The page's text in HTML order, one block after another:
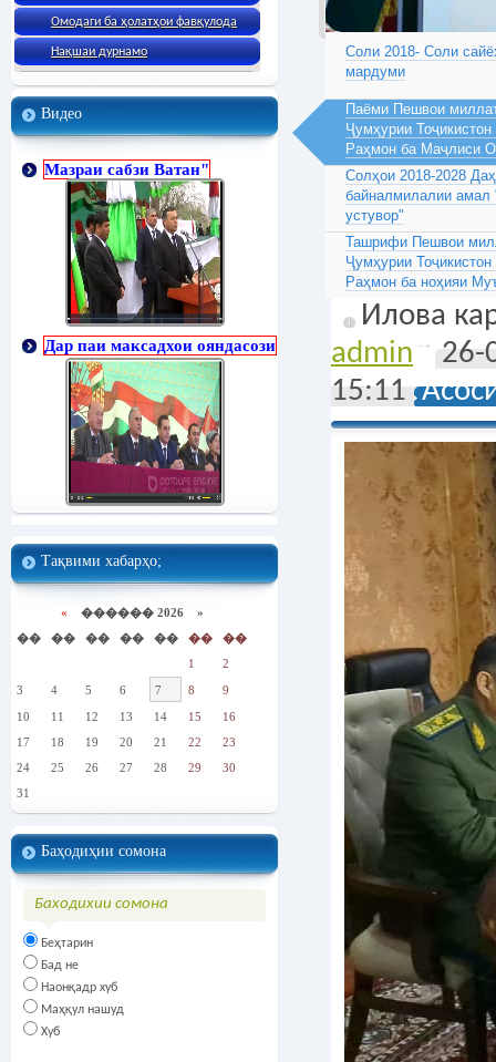
Омодаги ба ҳолатҳои фавқулода
Нақшаи дурнамо
Видео
Мазраи сабзи Ватан"
Дар паи максадхои ояндасози
Тақвими хабарҳо;
« ������ 2026 »
��
�� �� �� �� ��
��
1
2
3
4 5 6 7 8
9
10
11 12 13 14 15
16
17
18 19 20 21 22
23
24
25 26 27 28 29
30
31
Баҳодиҳии сомона
Баходихии сомона
Беҳтарин
Бад не
Наонқадр хуб
Маҳқул нашуд
Хуб
Соли 2018- Соли
мардуми
Паёми Пешвои
Ҷумҳурии
Раҳмон ба Маҷлиси
Солҳои 2018-2028
байналмилалии
устувор"
Ташрифи Пешвои
Ҷумҳурии
Раҳмон ба ноҳияи
Илова
admin
26-
15:11